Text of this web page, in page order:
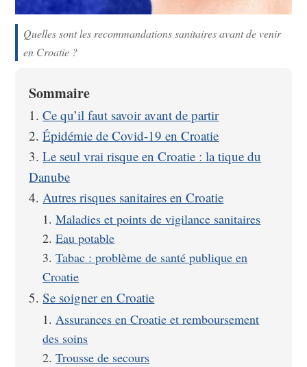
Quelles sont les recommandations sanitaires avant de venir
en Croatie ?
Sommaire
Ce qu’il faut savoir avant de partir
Épidémie de Covid-19 en Croatie
Le seul vrai risque en Croatie : la tique du
Danube
Autres risques sanitaires en Croatie
Maladies et points de vigilance sanitaires
Eau potable
Tabac : problème de santé publique en
Croatie
Se soigner en Croatie
Assurances en Croatie et remboursement
des soins
Trousse de secours